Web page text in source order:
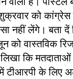
को कांग्रेस
नहीं लेंगे। बता दें
जून को वास्तविक
कि मतदाताओं
टीआरपी के लिए